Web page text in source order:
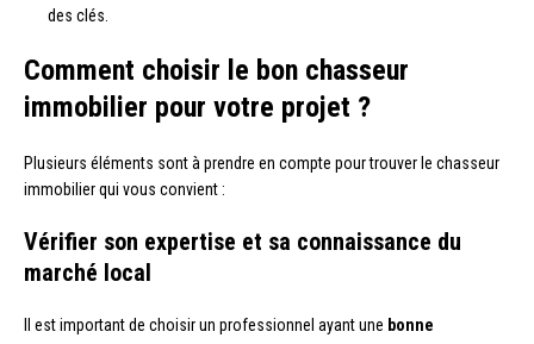
des clés.
Comment choisir le bon chasseur
immobilier pour votre projet ?
Plusieurs éléments sont à prendre en compte pour trouver le chasseur
immobilier qui vous convient :
Vérifier son expertise et sa connaissance du
marché local
Il est important de choisir un professionnel ayant une bonne